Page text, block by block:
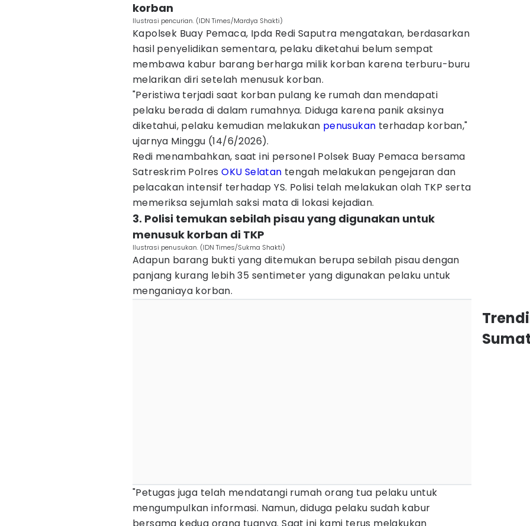
korban
Ilustrasi pencurian. (IDN Times/Mardya Shakti)
Kapolsek Buay Pemaca, Ipda Redi Saputra mengatakan, berdasarkan
hasil penyelidikan sementara, pelaku diketahui belum sempat
membawa kabur barang berharga milik korban karena terburu-buru
melarikan diri setelah menusuk korban.
"Peristiwa terjadi saat korban pulang ke rumah dan mendapati
pelaku berada di dalam rumahnya. Diduga karena panik aksinya
diketahui, pelaku kemudian melakukan penusukan terhadap korban,"
ujarnya Minggu (14/6/2026).
Redi menambahkan, saat ini personel Polsek Buay Pemaca bersama
Satreskrim PolresOKU Selatan tengah melakukan pengejaran dan
pelacakan intensif terhadap YS. Polisi telah melakukan olah TKP serta
memeriksa sejumlah saksi mata di lokasi kejadian.
3. Polisi temukan sebilah pisau yang digunakan untuk
menusuk korban di TKP
Ilustrasi penusukan. (IDN Times/Sukma Shakti)
Adapun barang bukti yang ditemukan berupa sebilah pisau dengan
panjang kurang lebih 35 sentimeter yang digunakan pelaku untuk
menganiaya korban.
"Petugas juga telah mendatangi rumah orang tua pelaku untuk
mengumpulkan informasi. Namun, diduga pelaku sudah kabur